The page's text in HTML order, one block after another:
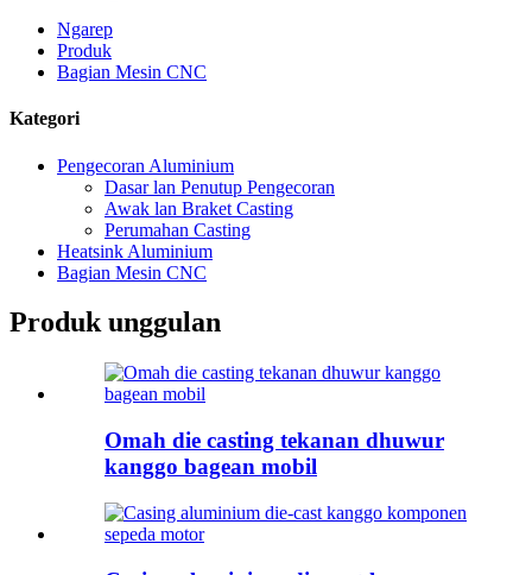
Ngarep
Produk
Bagian Mesin CNC
Kategori
Pengecoran Aluminium
Dasar lan Penutup Pengecoran
Awak lan Braket Casting
Perumahan Casting
Heatsink Aluminium
Bagian Mesin CNC
Produk unggulan
Omah die casting tekanan dhuwur
kanggo bagean mobil